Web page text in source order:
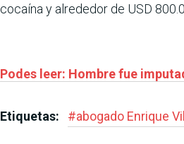
cocaína y alrededor de USD
Podes leer: Hombre fue
Etiquetas: #abogado Enrique